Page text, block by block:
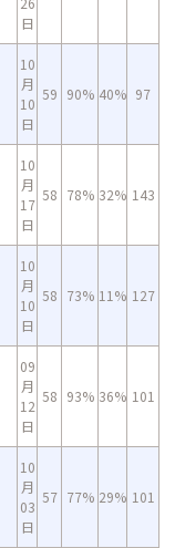
日
10
月
10
日
59 90% 40% 97
10
月
17
日
58 78% 32% 143
10
月
10
日
58 73% 11% 127
09
月
12
日
58 93% 36% 101
10
月
03
日
57 77% 29% 101